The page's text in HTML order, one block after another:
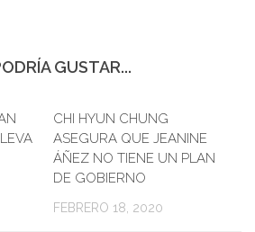
GUSTAR...
CHI HYUN CHUNG
ASEGURA QUE JEANINE
ÁÑEZ NO TIENE UN PLAN
DE GOBIERNO
FEBRERO 18, 2020